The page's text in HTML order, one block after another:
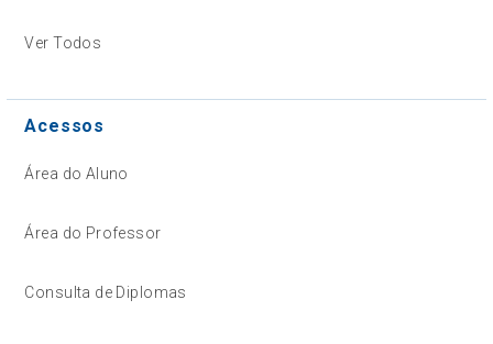
Ver Todos
Acessos
Área do Aluno
Área do Professor
Consulta de Diplomas